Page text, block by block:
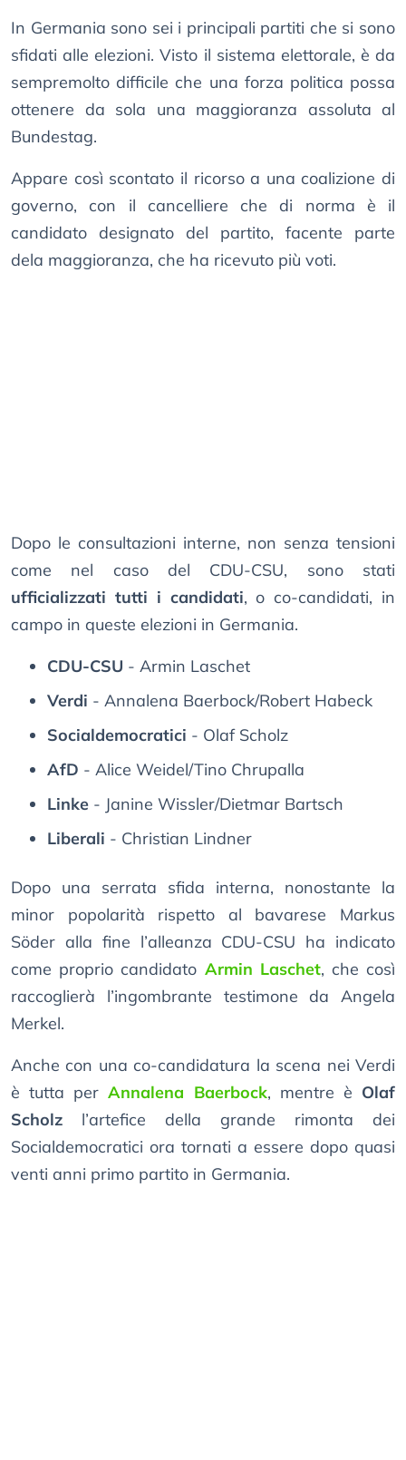
In Germania sono sei i principali partiti che si sono
sfidati alle elezioni. Visto il sistema elettorale, è da
sempremolto difficile che una forza politica possa
ottenere da sola una maggioranza assoluta al
Bundestag.
Appare così scontato il ricorso a una coalizione di
governo, con il cancelliere che di norma è il
candidato designato del partito, facente parte
dela maggioranza, che ha ricevuto più voti.
Dopo le consultazioni interne, non senza tensioni
come nel caso del CDU-CSU, sono stati
ufficializzati tutti i candidati, o co-candidati, in
campo in queste elezioni in Germania.
CDU-CSU - Armin Laschet
Verdi - Annalena Baerbock/Robert Habeck
Socialdemocratici - Olaf Scholz
AfD - Alice Weidel/Tino Chrupalla
Linke - Janine Wissler/Dietmar Bartsch
Liberali - Christian Lindner
Dopo una serrata sfida interna, nonostante la
minor popolarità rispetto al bavarese Markus
Söder alla fine l’alleanza CDU-CSU ha indicato
come proprio candidato Armin Laschet, che così
raccoglierà l’ingombrante testimone da Angela
Merkel.
Anche con una co-candidatura la scena nei Verdi
è tutta perAnnalena Baerbock, mentre è Olaf
Scholz l’artefice della grande rimonta dei
Socialdemocratici ora tornati a essere dopo quasi
venti anni primo partito in Germania.